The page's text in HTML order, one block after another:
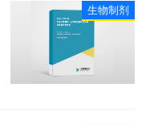
生物制剂